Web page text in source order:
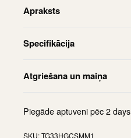
Apraksts
Specifikācija
Atgriešana un maiņa
Piegāde aptuveni pēc2 days
TG33HGCSMM1